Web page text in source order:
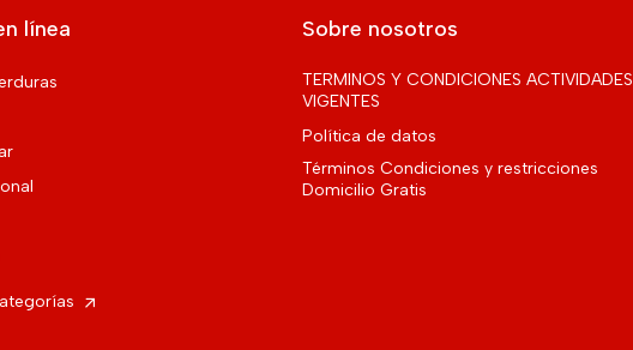
línea Sobre nosotros
TERMINOS Y CONDICIONES ACTIVIDADES
VIGENTES
Política de datos
Términos Condiciones y restricciones
Domicilio Gratis